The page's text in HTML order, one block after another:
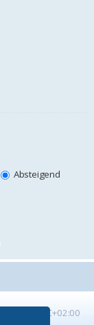
Absteigend
UTC+02:00